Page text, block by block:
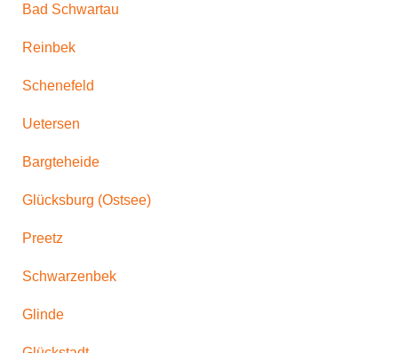
Bad Schwartau
Reinbek
Schenefeld
Uetersen
Bargteheide
Glücksburg (Ostsee)
Preetz
Schwarzenbek
Glinde